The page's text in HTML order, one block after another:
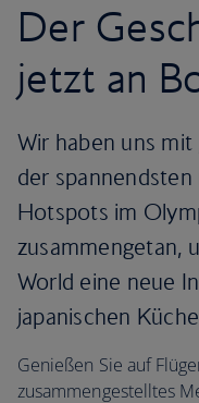
Der
jetzt an
Wir haben uns mit
der
Hotspots im
zusammengetan,
World eine neue
japanischen
Genießen Sie auf
zusammengestelltes